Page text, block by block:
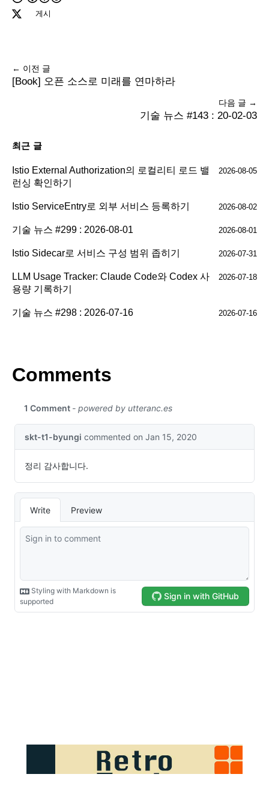
게시
← 이전 글
[Book] 오픈 소스로 미래를 연마하라
다음 글 →
기술 뉴스 #143 : 20-02-03
최근 글
Istio External Authorization의 로컬리티 로드 밸
런싱 확인하기
2026-08-05
Istio ServiceEntry로 외부 서비스 등록하기 2026-08-02
기술 뉴스 #299 : 2026-08-01 2026-08-01
Istio Sidecar로 서비스 구성 범위 좁히기 2026-07-31
LLM Usage Tracker: Claude Code와 Codex 사
용량 기록하기
2026-07-18
기술 뉴스 #298 : 2026-07-16 2026-07-16
Comments